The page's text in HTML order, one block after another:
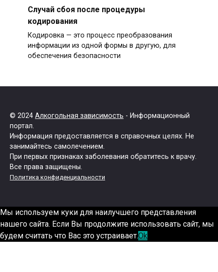
Случай сбоя после процедуры
кодирования
Кодировка — это процесс преобразования
информации из одной формы в другую, для
обеспечения безопасности
© 2024 Алкогольная зависимость - Информационный
портал.
Информация предоставляется в справочных целях. Не
занимайтесь самолечением.
При первых признаках заболевания обратитесь к врачу.
Все права защищены.
Политика конфиденциальности
Мы используем куки для наилучшего представления
нашего сайта. Если Вы продолжите использовать сайт, мы
будем считать что Вас это устраивает.Ok